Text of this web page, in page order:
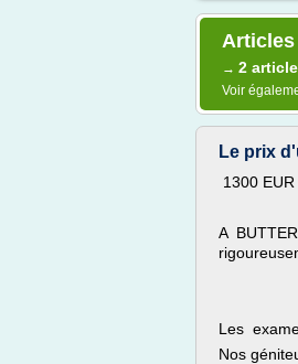
Articles
→ 2
Voir
Le prix
1300 EUR
A
Les
Nos